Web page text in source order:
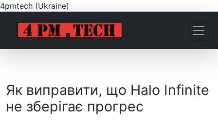
4pmtech (Ukraine)
Як виправити, що Halo Infinite
не зберігає прогрес